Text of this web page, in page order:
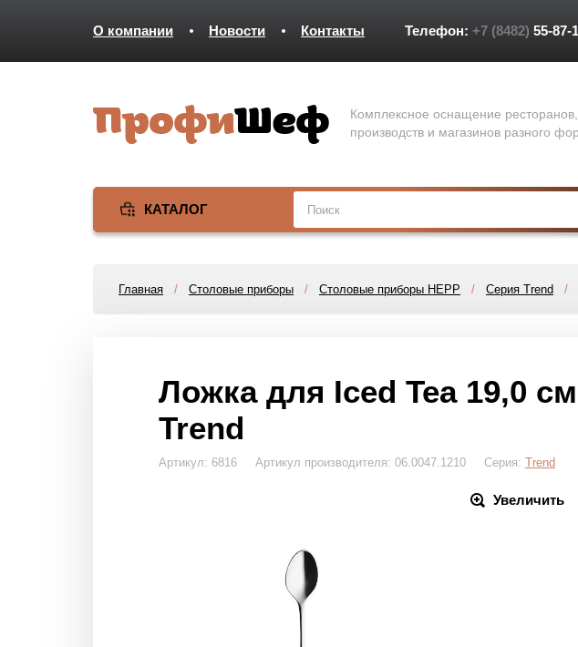
О компании Новости Контакты Телефон: +7 (8482) 55-87-
Комплексное оснащение
производств и магазинов разного
КАТАЛОГ
Главная / Столовые приборы / Столовые приборы HEPP / Серия Trend /
Ложка для Iced Tea 19,0
Trend
Артикул: 6816 Артикул производителя: 06.0047.1210 Серия: Trend
Увеличить